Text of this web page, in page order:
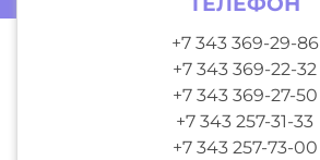
+7 343 369-29-86
+7 343 369-22-32
+7 343 369-27-50
+7 343 257-31-33
+7 343 257-73-00